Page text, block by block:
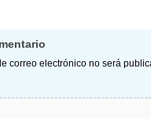
correo electrónico no será